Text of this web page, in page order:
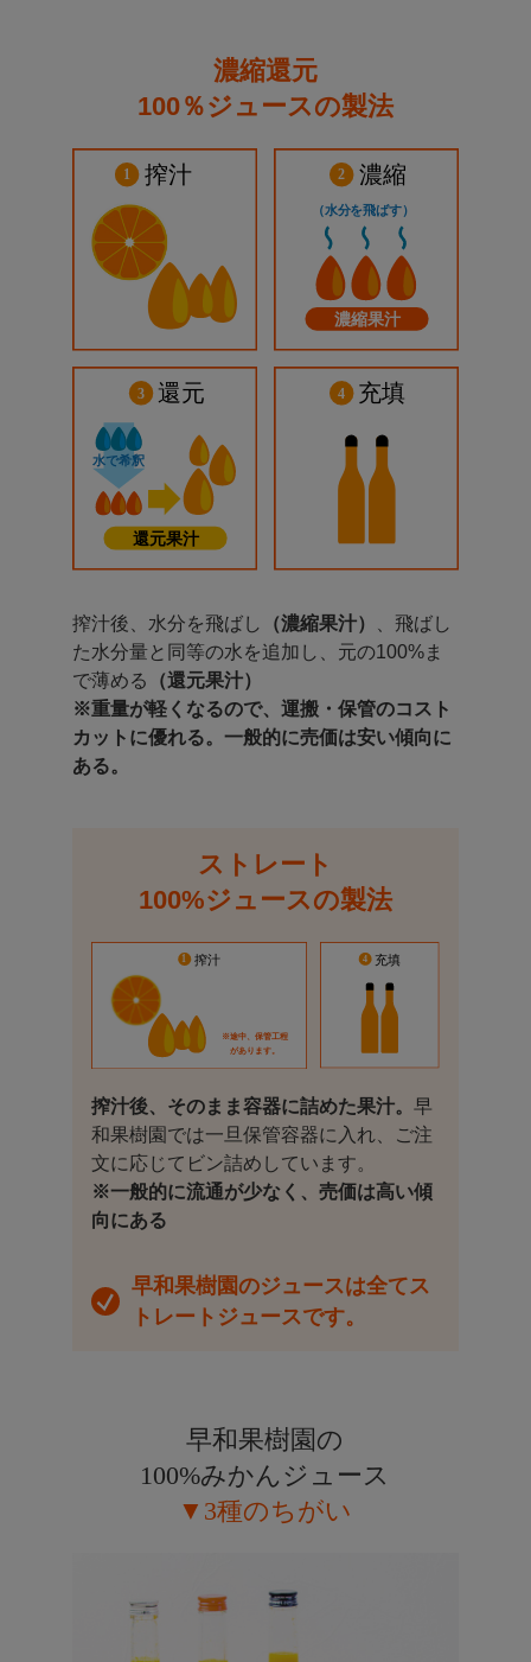
濃縮還元
100％ジュースの製法
搾汁後、水分を飛ばし （濃縮果汁）
、飛ばし
た水分量と同等の水を追加し、元の100%ま
で薄める （還元果汁）
※重量が軽くなるので、運搬・保管のコスト
カットに優れる。一般的に売価は安い傾向に
ある。
ストレート
100%ジュースの製法
搾汁後、そのまま容器に詰めた果汁。早
和果樹園では一旦保管容器に入れ、ご注
文に応じてビン詰めしています。
※一般的に流通が少なく、売価は高い傾
向にある
早和果樹園のジュースは全てス
トレートジュースです。
早和果樹園の
100%みかんジュース
▼3種のちがい